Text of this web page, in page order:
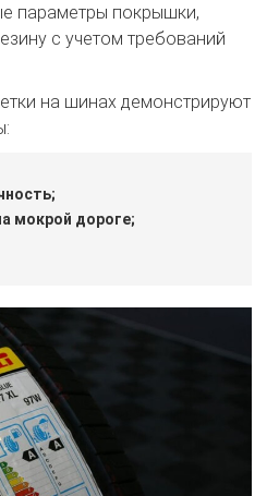
параметры покрышки,
с учетом требований
на шинах демонстрируют
мокрой дороге;